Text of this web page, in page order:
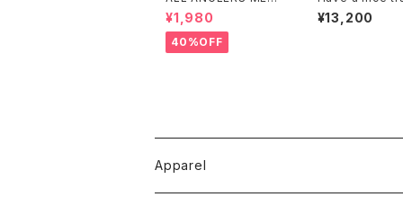
TRUCKER CAP(BLA
CK)
¥1,980
40%OFF
cket (Black)
¥13,200
Apparel